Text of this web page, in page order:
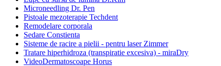
Microneedling Dr. Pen
Pistoale mezoterapie Techdent
Remodelare corporala
Sedare Constienta
Sisteme de racire a pielii - pentru laser Zimmer
Tratare hiperhidroza (transpiratie excesiva) - miraDry
VideoDermatoscoape Horus